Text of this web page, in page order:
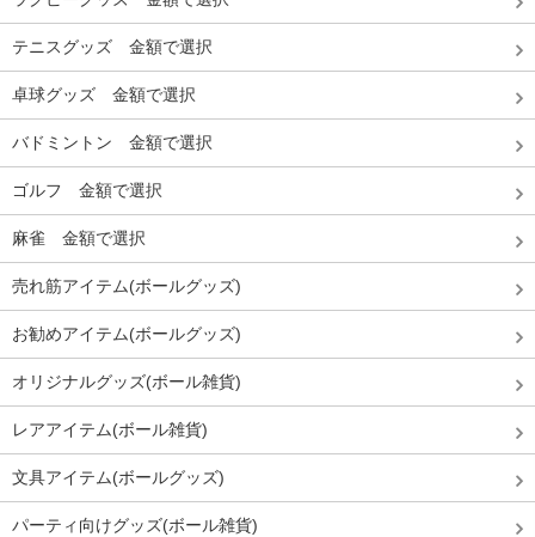
テニスグッズ 金額で選択
卓球グッズ 金額で選択
バドミントン 金額で選択
ゴルフ 金額で選択
麻雀 金額で選択
売れ筋アイテム(ボールグッズ)
お勧めアイテム(ボールグッズ)
オリジナルグッズ(ボール雑貨)
レアアイテム(ボール雑貨)
文具アイテム(ボールグッズ)
パーティ向けグッズ(ボール雑貨)